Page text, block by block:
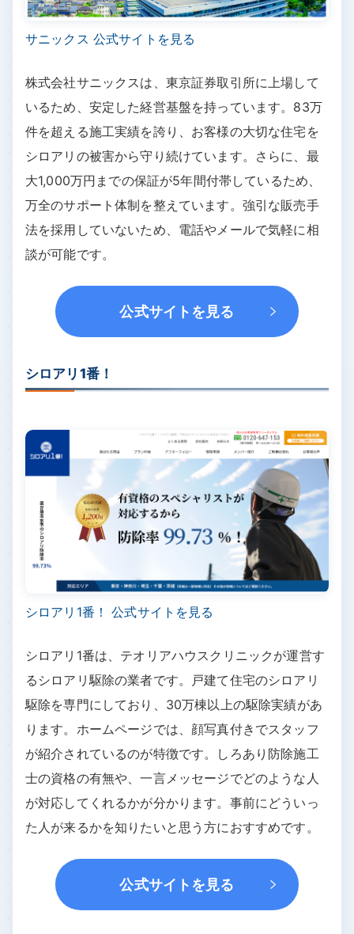
サニックス 公式サイトを見る
株式会社サニックスは、東京証券取引所に上場して
いるため、安定した経営基盤を持っています。83万
件を超える施工実績を誇り、お客様の大切な住宅を
シロアリの被害から守り続けています。さらに、最
大1,000万円までの保証が5年間付帯しているため、
万全のサポート体制を整えています。強引な販売手
法を採用していないため、電話やメールで気軽に相
談が可能です。
公式サイトを見る
シロアリ1番！
シロアリ1番！ 公式サイトを見る
シロアリ1番は、テオリアハウスクリニックが運営す
るシロアリ駆除の業者です。戸建て住宅のシロアリ
駆除を専門にしており、30万棟以上の駆除実績があ
ります。ホームページでは、顔写真付きでスタッフ
が紹介されているのが特徴です。しろあり防除施工
士の資格の有無や、一言メッセージでどのような人
が対応してくれるかが分かります。事前にどういっ
た人が来るかを知りたいと思う方におすすめです。
公式サイトを見る